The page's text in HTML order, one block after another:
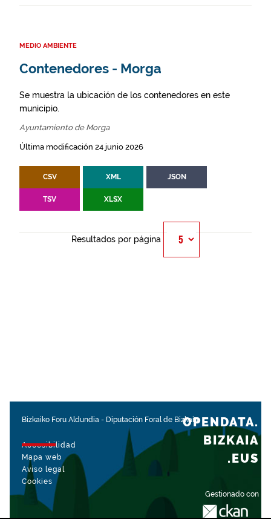
MEDIO AMBIENTE
Contenedores - Morga
Se muestra la ubicación de los contenedores en este
municipio.
Ayuntamiento de Morga
Última modificación 24 junio 2026
CSV XML JSON
TSV XLSX
Resultados por página
Bizkaiko Foru Aldundia - Diputación Foral de Bizkaia
Accesibilidad
Mapa web
Aviso legal
Cookies
Gestionado con
OPENDATA.
BIZKAIA
.EUS